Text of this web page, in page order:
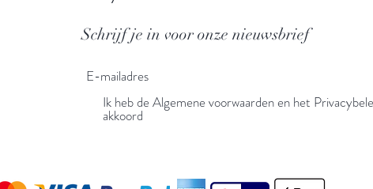
Schrijf je in voor onze nieuwsbrief
Ik heb de Algemene voorwaarden en het
akkoord